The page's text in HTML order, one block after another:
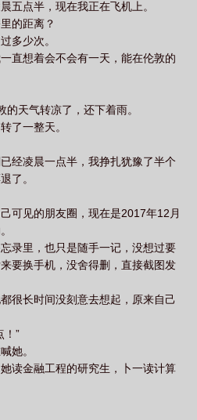
五点半，现在我正在飞机上。
的距离？
多少次。
直想着会不会有一天，能在伦敦的
天气转凉了，还下着雨。
了一整天。
经凌晨一点半，我挣扎犹豫了半个
了。
可见的朋友圈，现在是2017年12月
录里，也只是随手一记，没想过要
要换手机，没舍得删，直接截图发
很长时间没刻意去想起，原来自己
！”
她。
读金融工程的研究生，卜一读计算